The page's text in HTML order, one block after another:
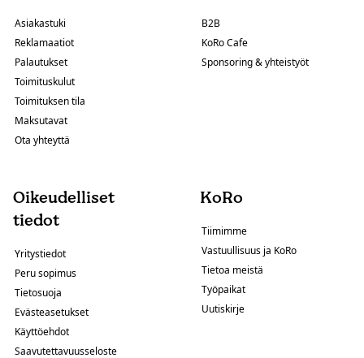
Asiakastuki
Reklamaatiot
Palautukset
Toimituskulut
Toimituksen tila
Maksutavat
Ota yhteyttä
B2B
KoRo Cafe
Sponsoring & yhteistyöt
Oikeudelliset
tiedot
Yritystiedot
Peru sopimus
Tietosuoja
Evästeasetukset
Käyttöehdot
Saavutettavuusseloste
KoRo
Tiimimme
Vastuullisuus ja KoRo
Tietoa meistä
Työpaikat
Uutiskirje